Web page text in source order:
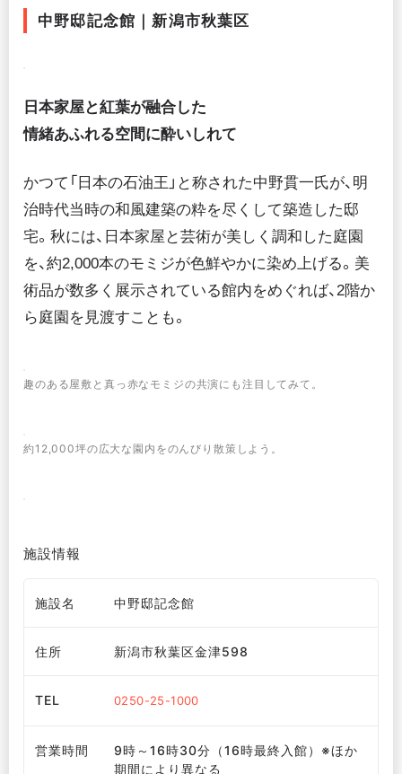
中野邸記念館｜新潟市秋葉区
日本家屋と紅葉が融合した
情緒あふれる空間に酔いしれて
かつて「日本の石油王」と称された中野貫一氏が、明
治時代当時の和風建築の粋を尽くして築造した邸
宅。秋には、日本家屋と芸術が美しく調和した庭園
を、約2,000本のモミジが色鮮やかに染め上げる。美
術品が数多く展示されている館内をめぐれば、2階か
ら庭園を見渡すことも。
趣のある屋敷と真っ赤なモミジの共演にも注目してみて。
約12,000坪の広大な園内をのんびり散策しよう。
施設情報
施設名 中野邸記念館
住所 新潟市秋葉区金津598
TEL 0250-25-1000
営業時間
9時～16時30分（16時最終入館）※ほか
期間により異なる